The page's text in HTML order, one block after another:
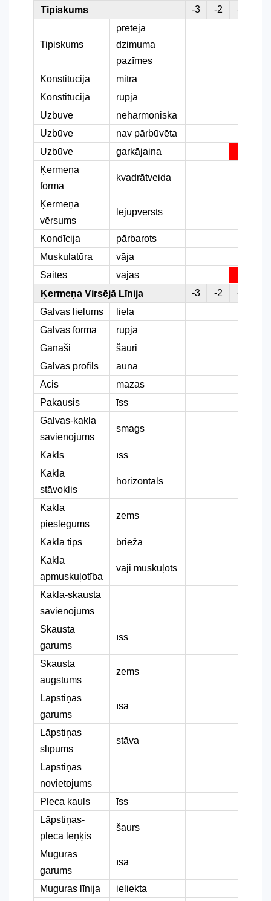
Tipiskums -3 -2 -1
Tipiskums
pretējā
dzimuma
pazīmes
Konstitūcija
mitra
Konstitūcija
rupja
Uzbūve
neharmoniska
Uzbūve
nav pārbūvēta
Uzbūve
garkājaina
Ķermeņa
forma
kvadrātveida
Ķermeņa
vērsums
lejupvērsts
Kondīcija
pārbarots
Muskulatūra
vāja
Saites
vājas
Ķermeņa Virsējā Līnija
-3 -2 -1
Galvas lielums
liela
Galvas forma
rupja
Ganaši
šauri
Galvas profils
auna
Acis
mazas
Pakausis
īss
Galvas-kakla
savienojums
smags
Kakls
īss
Kakla
stāvoklis
horizontāls
Kakla
pieslēgums
zems
Kakla tips
brieža
Kakla
apmuskuļotība
vāji muskuļots
Kakla-skausta
savienojums
Skausta
garums
īss
Skausta
augstums
zems
Lāpstiņas
garums
īsa
Lāpstiņas
slīpums
stāva
Lāpstiņas
novietojums
Pleca kauls
īss
Lāpstiņas-
pleca leņķis
šaurs
Muguras
garums
īsa
Muguras līnija
ieliekta